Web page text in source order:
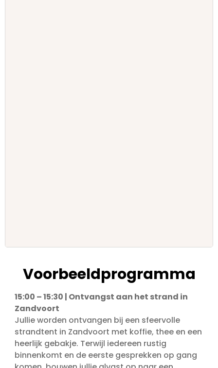
Voorbeeldprogramma
15:00 – 15:30 | Ontvangst aan het strand in
Zandvoort
Jullie worden ontvangen bij een sfeervolle
strandtent in Zandvoort met koffie, thee en een
heerlijk gebakje. Terwijl iedereen rustig
binnenkomt en de eerste gesprekken op gang